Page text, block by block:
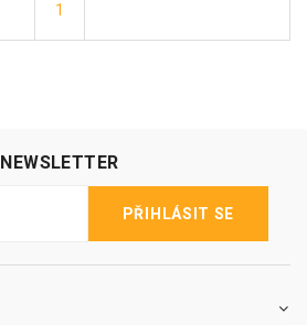
1
NEWSLETTER
PŘIHLÁSIT SE